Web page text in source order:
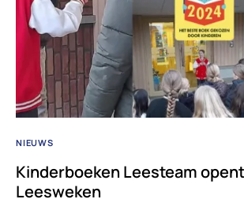
NIEUWS
Kinderboeken Leesteam
Leesweken